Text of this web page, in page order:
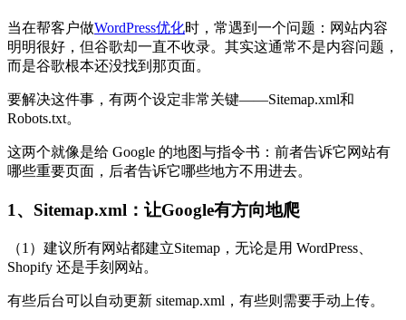
当在帮客户做WordPress优化时，常遇到一个问题：网站内容
明明很好，但谷歌却一直不收录。其实这通常不是内容问题，
而是谷歌根本还没找到那页面。
要解决这件事，有两个设定非常关键——Sitemap.xml和
Robots.txt。
这两个就像是给 Google 的地图与指令书：前者告诉它网站有
哪些重要页面，后者告诉它哪些地方不用进去。
1、Sitemap.xml：让Google有方向地爬
（1）建议所有网站都建立Sitemap，无论是用 WordPress、
Shopify 还是手刻网站。
有些后台可以自动更新 sitemap.xml，有些则需要手动上传。